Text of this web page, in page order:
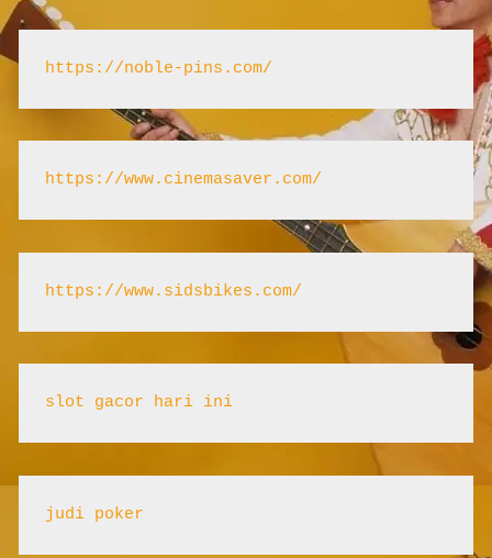
https://noble-pins.com/
https://www.cinemasaver.com/
https://www.sidsbikes.com/
slot gacor hari ini
judi poker